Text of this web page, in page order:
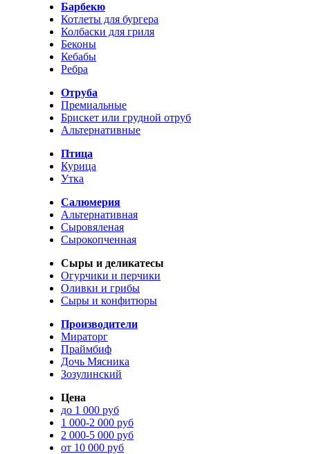
Барбекю
Котлеты для бургера
Колбаски для гриля
Беконы
Кебабы
Ребра
Отруба
Премиальные
Брискет или грудной отруб
Альтернативные
Птица
Курица
Утка
Салюмерия
Альтернативная
Сыровяленая
Сырокопченная
Сыры и деликатесы
Огурчики и перчики
Оливки и грибы
Сыры и конфитюры
Производители
Мираторг
Праймбиф
Дочь Мясника
Зозулинский
Цена
до 1 000 руб
1 000-2 000 руб
2 000-5 000 руб
от 10 000 руб